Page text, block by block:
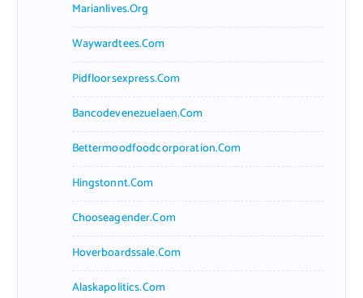
Marianlives.org
Waywardtees.com
Pidfloorsexpress.com
Bancodevenezuelaen.com
Bettermoodfoodcorporation.com
Hingstonnt.com
Chooseagender.com
Hoverboardssale.com
Alaskapolitics.com